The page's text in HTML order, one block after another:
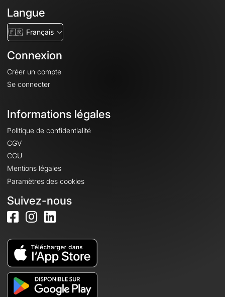
Langue
🇫🇷 Français
Connexion
Créer un compte
Se connecter
Informations légales
Politique de confidentialité
CGV
CGU
Mentions légales
Paramètres des cookies
Suivez-nous